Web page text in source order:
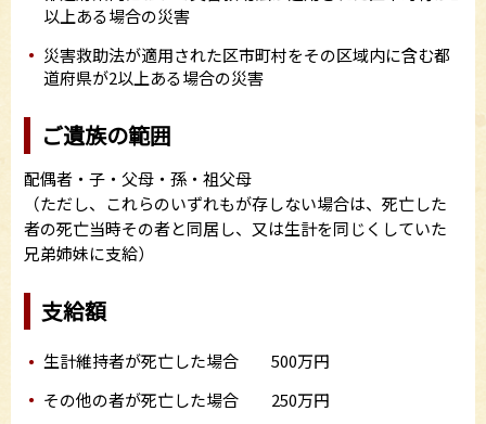
以上ある場合の災害
災害救助法が適用された区市町村をその区域内に含む都
道府県が2以上ある場合の災害
ご遺族の範囲
配偶者・子・父母・孫・祖父母
（ただし、これらのいずれもが存しない場合は、死亡した
者の死亡当時その者と同居し、又は生計を同じくしていた
兄弟姉妹に支給）
支給額
生計維持者が死亡した場合 500万円
その他の者が死亡した場合 250万円